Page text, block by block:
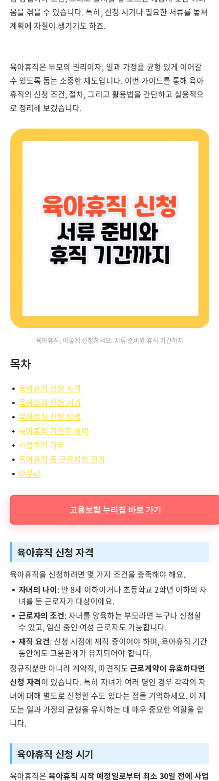
움을 겪을 수 있습니다. 특히, 신청 시기나 필요한 서류를 놓쳐
계획에 차질이 생기기도 하죠.
육아휴직은 부모의 권리이자, 일과 가정을 균형 있게 이어갈
수 있도록 돕는 소중한 제도입니다. 이번 가이드를 통해 육아
휴직의 신청 조건, 절차, 그리고 활용법을 간단하고 실용적으
로 정리해 보겠습니다.
육아휴직, 이렇게 신청하세요: 서류 준비와 휴직 기간까지
목차
육아휴직 신청 자격
육아휴직 신청 시기
육아휴직 신청 방법
육아휴직 기간과 혜택
사업주의 의무
육아휴직 중 근로자의 권리
마무리
고용보험 누리집 바로 가기
육아휴직 신청 자격
육아휴직을 신청하려면 몇 가지 조건을 충족해야 해요.
자녀의 나이: 만 8세 이하이거나 초등학교 2학년 이하의 자
녀를 둔 근로자가 대상이에요.
근로자의 조건: 자녀를 양육하는 부모라면 누구나 신청할
수 있고, 임신 중인 여성 근로자도 가능합니다.
재직 요건: 신청 시점에 재직 중이어야 하며, 육아휴직 기간
동안에도 고용관계가 유지되어야 합니다.
정규직뿐만 아니라 계약직, 파견직도 근로계약이 유효하다면
신청 자격이 있습니다. 특히 자녀가 여러 명인 경우 각각의 자
녀에 대해 별도로 신청할 수도 있다는 점을 기억하세요. 이 제
도는 일과 가정의 균형을 유지하는 데 매우 중요한 역할을 합
니다.
육아휴직 신청 시기
육아휴직은육아휴직 시작 예정일로부터 최소 30일 전에 사업